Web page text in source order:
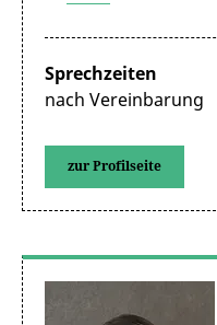
Sprechzeiten
nach Vereinbarung
zur Profilseite